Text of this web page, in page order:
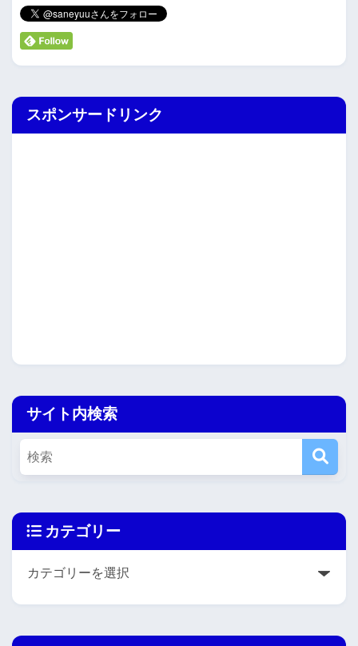
スポンサードリンク
サイト内検索
カテゴリー